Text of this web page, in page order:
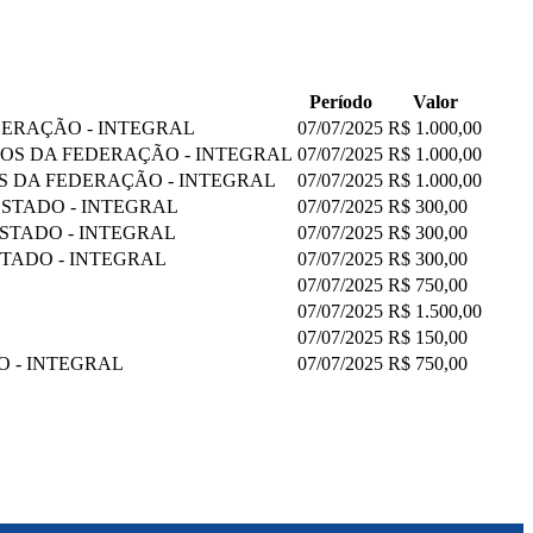
Período
Valor
- INTEGRAL
07/07/2025 R$ 1.000,00
DA FEDERAÇÃO - INTEGRAL 07/07/2025 R$ 1.000,00
DA FEDERAÇÃO - INTEGRAL
07/07/2025 R$ 1.000,00
- INTEGRAL
07/07/2025 R$ 300,00
- INTEGRAL
07/07/2025 R$ 300,00
- INTEGRAL
07/07/2025 R$ 300,00
07/07/2025 R$ 750,00
07/07/2025 R$ 1.500,00
07/07/2025 R$ 150,00
- INTEGRAL
07/07/2025 R$ 750,00